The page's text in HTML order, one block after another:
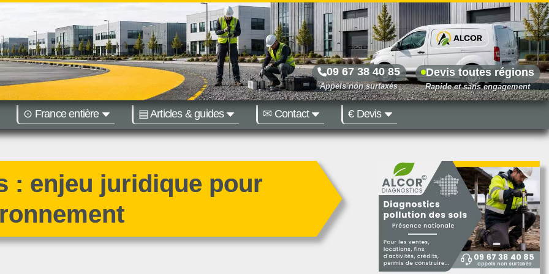
09 67 38 40 85 Devis toutes régions
⊙ France entière ▤ Articles & guides ✉ Contact € Devis
Bordeaux
: enjeu juridique pour